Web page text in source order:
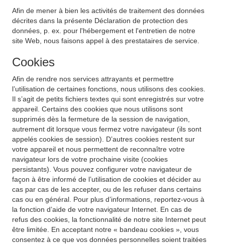
Afin de mener à bien les activités de traitement des données
décrites dans la présente Déclaration de protection des
données, p. ex. pour l'hébergement et l'entretien de notre
site Web, nous faisons appel à des prestataires de service.
Cookies
Afin de rendre nos services attrayants et permettre
l’utilisation de certaines fonctions, nous utilisons des cookies.
Il s’agit de petits fichiers textes qui sont enregistrés sur votre
appareil. Certains des cookies que nous utilisons sont
supprimés dès la fermeture de la session de navigation,
autrement dit lorsque vous fermez votre navigateur (ils sont
appelés cookies de session). D’autres cookies restent sur
votre appareil et nous permettent de reconnaître votre
navigateur lors de votre prochaine visite (cookies
persistants). Vous pouvez configurer votre navigateur de
façon à être informé de l’utilisation de cookies et décider au
cas par cas de les accepter, ou de les refuser dans certains
cas ou en général. Pour plus d’informations, reportez-vous à
la fonction d’aide de votre navigateur Internet. En cas de
refus des cookies, la fonctionnalité de notre site Internet peut
être limitée. En acceptant notre « bandeau cookies », vous
consentez à ce que vos données personnelles soient traitées